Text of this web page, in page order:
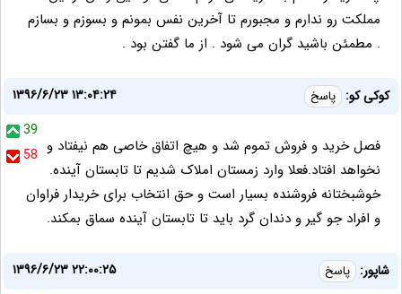
مملکت رو ندارم و مجبورم تا آخرین نفس بمونم و بسوزم و بسازم
. مطمئن باشید گران می شود . از ما گفتن بود .
کوکی کو: پاسخ
۱۳۹۶/۶/۲۳ ۱۳:۰۴:۲۴
39
58 فصل خرید و فروش تموم شد و هیچ اتفاق خاصی هم نیفتاد و
نخواهد افتاد.فعلا وارد زمستان املاک شدیم تا تابستان آینده.
خوشبختانه فروشنده بسیار است و حق انتخاب برای خریدار فراوان
و افراد جو گیر و دندان گرد باید تا تابستان آینده سماق بمکند.
شاپور: پاسخ
۱۳۹۶/۶/۲۳ ۲۲:۰۰:۲۵